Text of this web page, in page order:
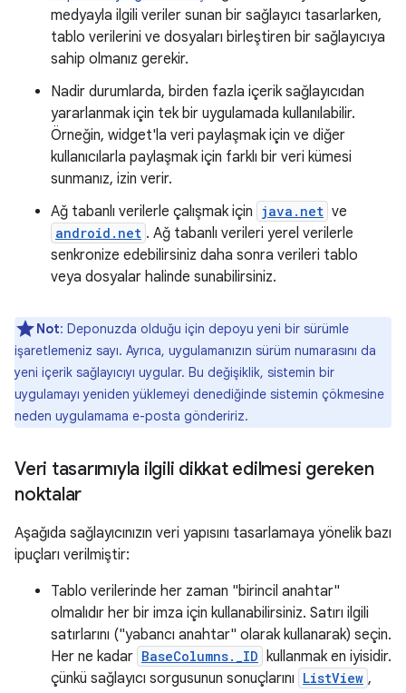
medyayla ilgili veriler sunan bir sağlayıcı tasarlarken,
tablo verilerini ve dosyaları birleştiren bir sağlayıcıya
sahip olmanız gerekir.
Nadir durumlarda, birden fazla içerik sağlayıcıdan
yararlanmak için tek bir uygulamada kullanılabilir.
Örneğin, widget'la veri paylaşmak için ve diğer
kullanıcılarla paylaşmak için farklı bir veri kümesi
sunmanız, izin verir.
Ağ tabanlı verilerle çalışmak için java.net ve
android.net . Ağ tabanlı verileri yerel verilerle
senkronize edebilirsiniz daha sonra verileri tablo
veya dosyalar halinde sunabilirsiniz.
Not: Deponuzda olduğu için depoyu yeni bir sürümle
işaretlemeniz sayı. Ayrıca, uygulamanızın sürüm numarasını da
yeni içerik sağlayıcıyı uygular. Bu değişiklik, sistemin bir
uygulamayı yeniden yüklemeyi denediğinde sistemin çökmesine
neden uygulamama e-posta göndeririz.
Veri tasarımıyla ilgili dikkat edilmesi gereken
noktalar
Aşağıda sağlayıcınızın veri yapısını tasarlamaya yönelik bazı
ipuçları verilmiştir:
Tablo verilerinde her zaman "birincil anahtar"
olmalıdır her bir imza için kullanabilirsiniz. Satırı ilgili
satırlarını ("yabancı anahtar" olarak kullanarak) seçin.
Her ne kadar BaseColumns._ID kullanmak en iyisidir.
çünkü sağlayıcı sorgusunun sonuçlarını ListView ,